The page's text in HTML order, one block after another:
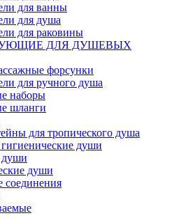
для ванны
для душа
для раковины
ДЛЯ ДУШЕВЫХ
форсунки
для ручного душа
наборы
шланги
для тропического душа
души
души
соединения